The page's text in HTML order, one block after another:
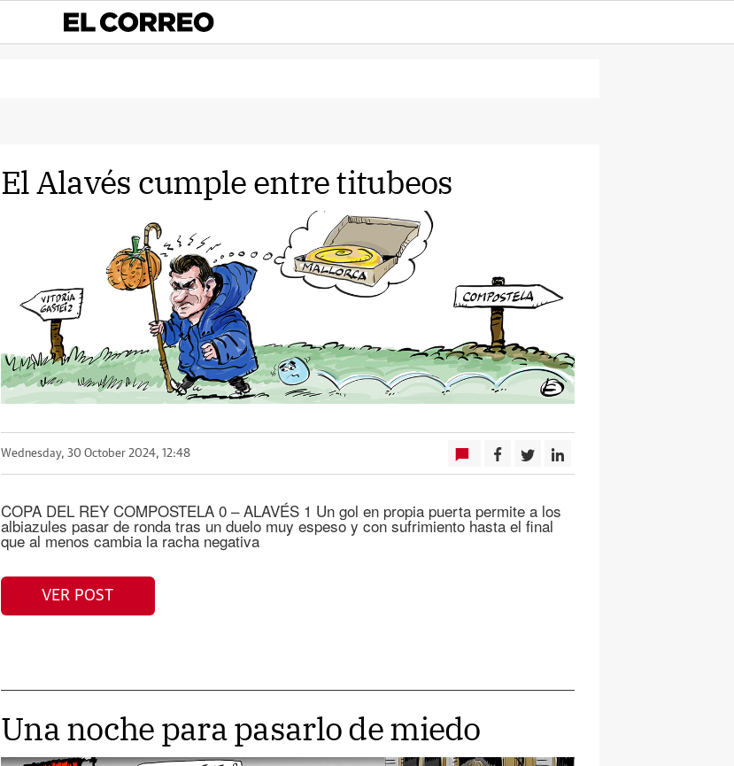
El Alavés cumple entre titubeos
Wednesday, 30 October 2024, 12:48
COPA DEL REY COMPOSTELA 0 – ALAVÉS 1 Un gol en propia puerta permite a los
albiazules pasar de ronda tras un duelo muy espeso y con sufrimiento hasta el final
que al menos cambia la racha negativa
VER POST
Una noche para pasarlo de miedo